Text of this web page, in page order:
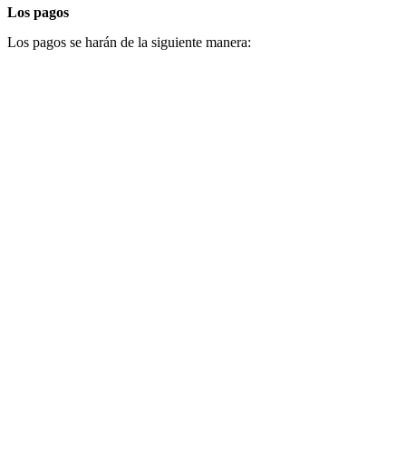
Los pagos
Los pagos se harán de la siguiente manera: